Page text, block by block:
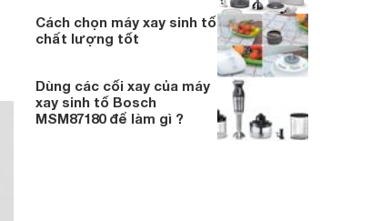
Cách chọn máy xay sinh tố
chất lượng tốt
Dùng các cối xay của máy
xay sinh tố Bosch
MSM87180 để làm gì ?